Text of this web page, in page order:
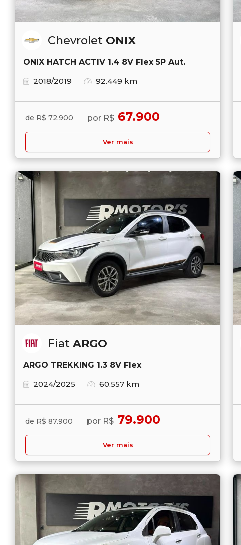
Chevrolet ONIX
ONIX HATCH ACTIV 1.4 8V Flex 5P Aut.
2018/2019
92.449 km
de R$ 72.900 por R$ 67.900
Ver mais
Fiat ARGO
ARGO TREKKING 1.3 8V Flex
2024/2025
60.557 km
de R$ 87.900 por R$ 79.900
Ver mais